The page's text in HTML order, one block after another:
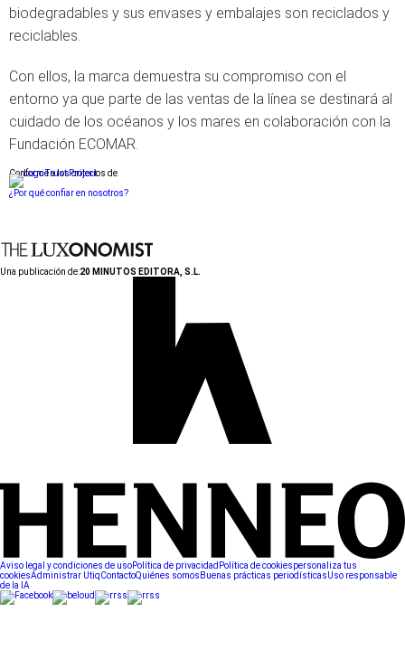
biodegradables y sus envases y embalajes son reciclados y
reciclables.
Con ellos, la marca demuestra su compromiso con el
entorno ya que parte de las ventas de la línea se destinará al
cuidado de los océanos y los mares en colaboración con la
Fundación ECOMAR.
Conforme a los criterios de
¿Por qué confiar en nosotros?
Una publicación de:20 MINUTOS EDITORA, S.L.
Aviso legal y condiciones de usoPolítica de privacidad Política de cookiespersonaliza tus
cookiesAdministrar UtiqContactoQuiénes somos Buenas prácticas periodísticasUso responsable
de la IA